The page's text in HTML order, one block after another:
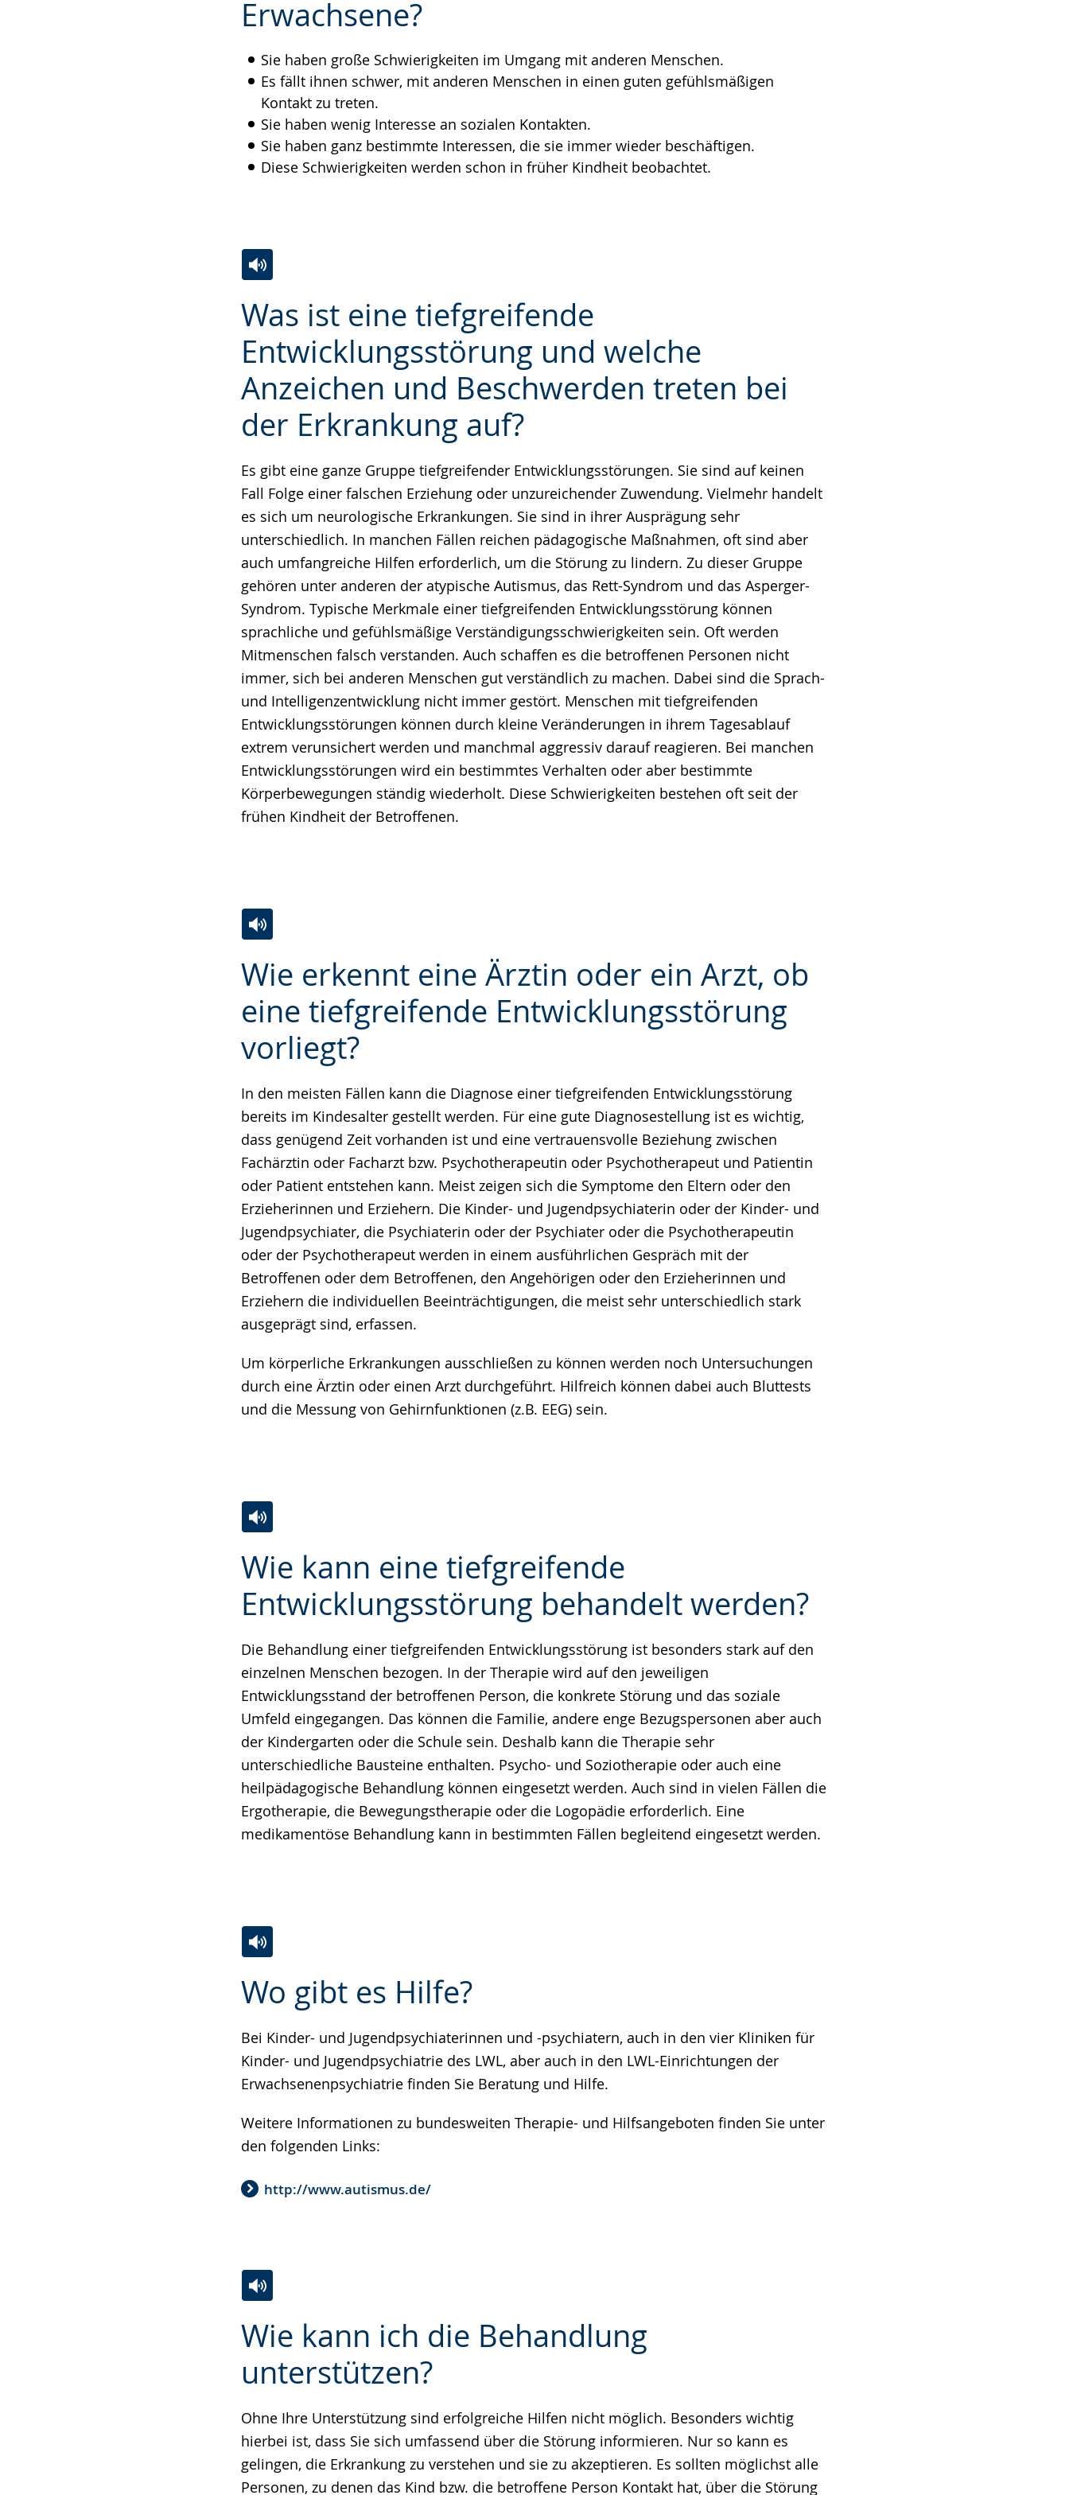
Erwachsene?
Sie haben große Schwierigkeiten im Umgang mit anderen Menschen.
Es fällt ihnen schwer, mit anderen Menschen in einen guten gefühlsmäßigen
Kontakt zu treten.
Sie haben wenig Interesse an sozialen Kontakten.
Sie haben ganz bestimmte Interessen, die sie immer wieder beschäftigen.
Diese Schwierigkeiten werden schon in früher Kindheit beobachtet.
wechseln.
Deutscher
wird
angezeigt.
Was ist eine tiefgreifende
Entwicklungsstörung und welche
Anzeichen und Beschwerden treten bei
der Erkrankung auf?
Es gibt eine ganze Gruppe tiefgreifender Entwicklungsstörungen. Sie sind auf keinen
Fall Folge einer falschen Erziehung oder unzureichender Zuwendung. Vielmehr handelt
es sich um neurologische Erkrankungen. Sie sind in ihrer Ausprägung sehr
unterschiedlich. In manchen Fällen reichen pädagogische Maßnahmen, oft sind aber
auch umfangreiche Hilfen erforderlich, um die Störung zu lindern. Zu dieser Gruppe
gehören unter anderen der atypische Autismus, das Rett-Syndrom und das Asperger-
Syndrom. Typische Merkmale einer tiefgreifenden Entwicklungsstörung können
sprachliche und gefühlsmäßige Verständigungsschwierigkeiten sein. Oft werden
Mitmenschen falsch verstanden. Auch schaffen es die betroffenen Personen nicht
immer, sich bei anderen Menschen gut verständlich zu machen. Dabei sind die Sprach-
und Intelligenzentwicklung nicht immer gestört. Menschen mit tiefgreifenden
Entwicklungsstörungen können durch kleine Veränderungen in ihrem Tagesablauf
extrem verunsichert werden und manchmal aggressiv darauf reagieren. Bei manchen
Entwicklungsstörungen wird ein bestimmtes Verhalten oder aber bestimmte
Körperbewegungen ständig wiederholt. Diese Schwierigkeiten bestehen oft seit der
frühen Kindheit der Betroffenen.
Leichten
Sprache
wechseln.
Audio-
Unterstützung.
Video
in
Deutscher
Gebärdensprache
angezeigt.
Wie erkennt eine Ärztin oder ein Arzt, ob
eine tiefgreifende Entwicklungsstörung
vorliegt?
In den meisten Fällen kann die Diagnose einer tiefgreifenden Entwicklungsstörung
bereits im Kindesalter gestellt werden. Für eine gute Diagnosestellung ist es wichtig,
dass genügend Zeit vorhanden ist und eine vertrauensvolle Beziehung zwischen
Fachärztin oder Facharzt bzw. Psychotherapeutin oder Psychotherapeut und Patientin
oder Patient entstehen kann. Meist zeigen sich die Symptome den Eltern oder den
Erzieherinnen und Erziehern. Die Kinder- und Jugendpsychiaterin oder der Kinder- und
Jugendpsychiater, die Psychiaterin oder der Psychiater oder die Psychotherapeutin
oder der Psychotherapeut werden in einem ausführlichen Gespräch mit der
Betroffenen oder dem Betroffenen, den Angehörigen oder den Erzieherinnen und
Erziehern die individuellen Beeinträchtigungen, die meist sehr unterschiedlich stark
ausgeprägt sind, erfassen.
Um körperliche Erkrankungen ausschließen zu können werden noch Untersuchungen
durch eine Ärztin oder einen Arzt durchgeführt. Hilfreich können dabei auch Bluttests
und die Messung von Gehirnfunktionen (z.B. EEG) sein.
Leichten
Sprache
wechseln.
Audio-
Unterstützung.
Video
Deutscher
Gebärdensprache
angezeigt.
Wie kann eine tiefgreifende
Entwicklungsstörung behandelt werden?
Die Behandlung einer tiefgreifenden Entwicklungsstörung ist besonders stark auf den
einzelnen Menschen bezogen. In der Therapie wird auf den jeweiligen
Entwicklungsstand der betroffenen Person, die konkrete Störung und das soziale
Umfeld eingegangen. Das können die Familie, andere enge Bezugspersonen aber auch
der Kindergarten oder die Schule sein. Deshalb kann die Therapie sehr
unterschiedliche Bausteine enthalten. Psycho- und Soziotherapie oder auch eine
heilpädagogische Behandlung können eingesetzt werden. Auch sind in vielen Fällen die
Ergotherapie, die Bewegungstherapie oder die Logopädie erforderlich. Eine
medikamentöse Behandlung kann in bestimmten Fällen begleitend eingesetzt werden.
Leichten
Sprache
wechseln.
Audio-
Unterstützung.
Video
in
Deutscher
wird
angezeigt.
Wo gibt es Hilfe?
Bei Kinder- und Jugendpsychiaterinnen und -psychiatern, auch in den vier Kliniken für
Kinder- und Jugendpsychiatrie des LWL, aber auch in den LWL-Einrichtungen der
Erwachsenenpsychiatrie finden Sie Beratung und Hilfe.
Weitere Informationen zu bundesweiten Therapie- und Hilfsangeboten finden Sie unter
den folgenden Links:
http://www.autismus.de/
Leichten
wechseln.
Audio-
Unterstützung.
Video
Deutscher
Gebärdensprache
wird
Wie kann ich die Behandlung
unterstützen?
Ohne Ihre Unterstützung sind erfolgreiche Hilfen nicht möglich. Besonders wichtig
hierbei ist, dass Sie sich umfassend über die Störung informieren. Nur so kann es
gelingen, die Erkrankung zu verstehen und sie zu akzeptieren. Es sollten möglichst alle
Personen, zu denen das Kind bzw. die betroffene Person Kontakt hat, über die Störung
Leichten
Sprache
wechseln.
Audio-
Unterstützung.
Video
Deutscher
wird
angezeigt.